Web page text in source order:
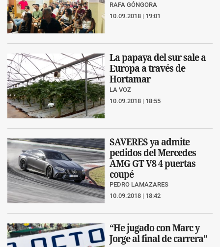
RAFA GÓNGORA
10.09.2018 | 19:01
La papaya del sur sale a
Europa a través de
Hortamar
LA VOZ
10.09.2018 | 18:55
SAVERES ya admite
pedidos del Mercedes
AMG GT V8 4 puertas
coupé
PEDRO LAMAZARES
10.09.2018 | 18:42
“He jugado con Marc y
Jorge al final de carrera”